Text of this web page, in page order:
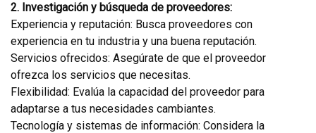
2. Investigación y búsqueda de proveedores:
Experiencia y reputación: Busca proveedores con
experiencia en tu industria y una buena reputación.
Servicios ofrecidos: Asegúrate de que el proveedor
ofrezca los servicios que necesitas.
Flexibilidad: Evalúa la capacidad del proveedor para
adaptarse a tus necesidades cambiantes.
Tecnología y sistemas de información: Considera la